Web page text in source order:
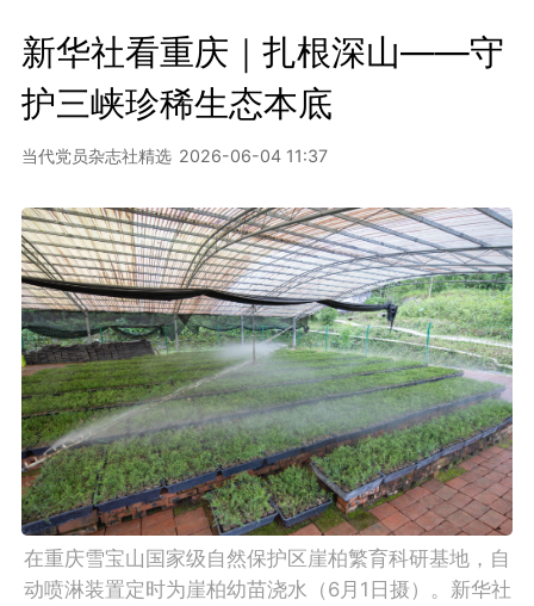
新华社看重庆｜扎根深山——守
护三峡珍稀生态本底
当代党员杂志社精选 2026-06-04 11:37
在重庆雪宝山国家级自然保护区崖柏繁育科研基地，自
动喷淋装置定时为崖柏幼苗浇水（6月1日摄）。新华社